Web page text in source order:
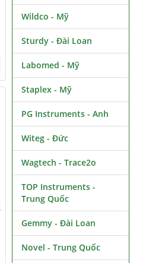
Wildco - Mỹ
Sturdy - Đài Loan
Labomed - Mỹ
Staplex - Mỹ
PG Instruments - Anh
Witeg - Đức
Wagtech - Trace2o
TOP Instruments -
Trung Quốc
Gemmy - Đài Loan
Novel - Trung Quốc